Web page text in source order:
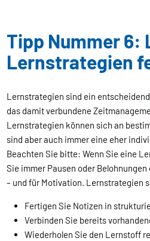
Tipp Nummer 6:
Lernstrategien
Lernstrategien sind ein
das damit verbundene
Lernstrategien können sich an
sind aber auch immer eine eher
Beachten Sie bitte: Wenn Sie eine
Sie immer Pausen oder
– und für Motivation. Lernstrategien
Fertigen Sie Notizen in
Verbinden Sie bereits
Wiederholen Sie den Lernstoff